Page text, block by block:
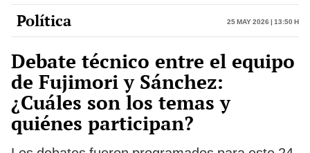
Política 25 May 2026 | 13:50 h
Debate técnico entre el equipo
de Fujimori y Sánchez:
¿Cuáles son los temas y
quiénes participan?